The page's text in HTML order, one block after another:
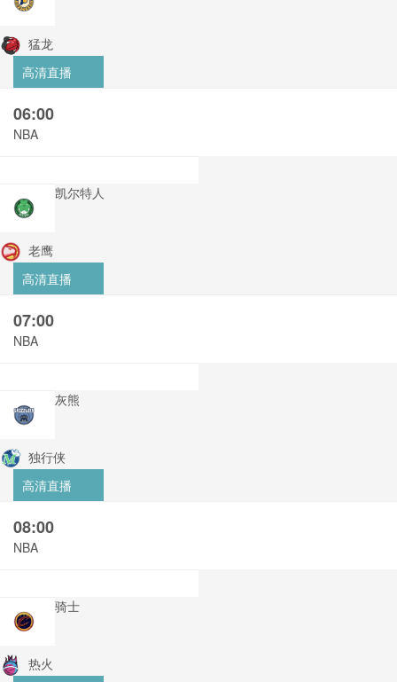
猛龙
高清直播
06:00
NBA
凯尔特人
老鹰
高清直播
07:00
NBA
灰熊
独行侠
高清直播
08:00
NBA
骑士
热火